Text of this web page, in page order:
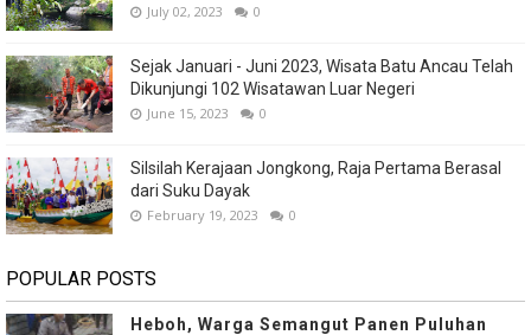
July 02, 2023 0
Sejak Januari - Juni 2023, Wisata Batu Ancau Telah
Dikunjungi 102 Wisatawan Luar Negeri
June 15, 2023 0
Silsilah Kerajaan Jongkong, Raja Pertama Berasal
dari Suku Dayak
February 19, 2023 0
POPULAR POSTS
Heboh, Warga Semangut Panen Puluhan